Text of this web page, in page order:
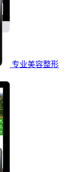
专业美容整形